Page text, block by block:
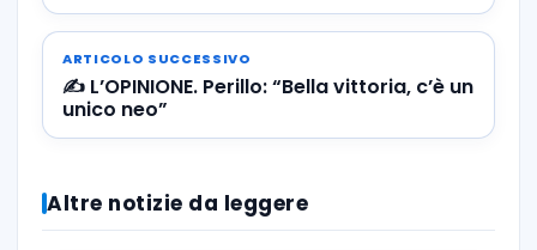
ARTICOLO SUCCESSIVO
✍️ L’OPINIONE. Perillo: “Bella vittoria, c’è un
unico neo”
Altre notizie da leggere